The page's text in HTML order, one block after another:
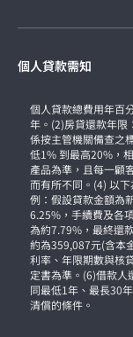
個人貸款需知
個人貸款總費用年百
年。(2)房貸還款年限
係按主管機關備查之
低1% 到最高20%，
產品為準，且每一顧
而有所不同。(4) 以
例：假設貸款金額為
6.25%，手續費及各
為約7.79%，最終還
約為359,087元(含本
利率、年限期數與核
定書為準。(6)借款人
同最低1年、最長30
清償的條件。